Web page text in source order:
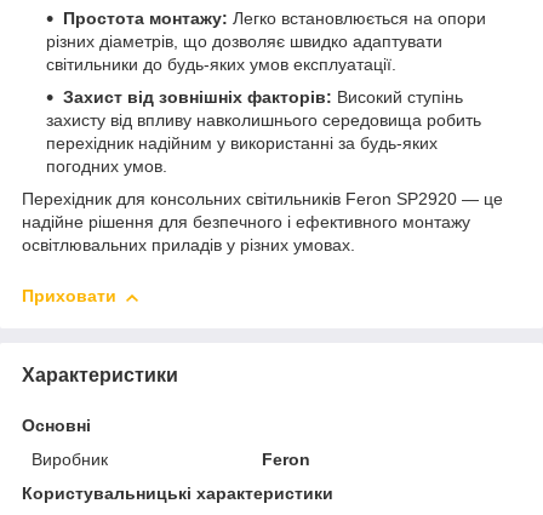
Простота монтажу: Легко встановлюється на опори
різних діаметрів, що дозволяє швидко адаптувати
світильники до будь-яких умов експлуатації.
Захист від зовнішніх факторів: Високий ступінь
захисту від впливу навколишнього середовища робить
перехідник надійним у використанні за будь-яких
погодних умов.
Перехідник для консольних світильників Feron SP2920 — це
надійне рішення для безпечного і ефективного монтажу
освітлювальних приладів у різних умовах.
Приховати
Характеристики
Основні
Виробник
Feron
Користувальницькі характеристики